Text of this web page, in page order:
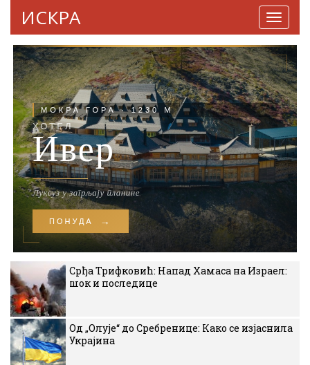
ИСКРА
Срђа Трифковић: Напад Хамаса на Израел:
шок и последице
Од „Олује“ до Сребренице: Како се изјаснила
Украјина